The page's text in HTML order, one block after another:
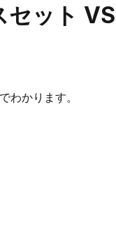
ット VS
わかります。